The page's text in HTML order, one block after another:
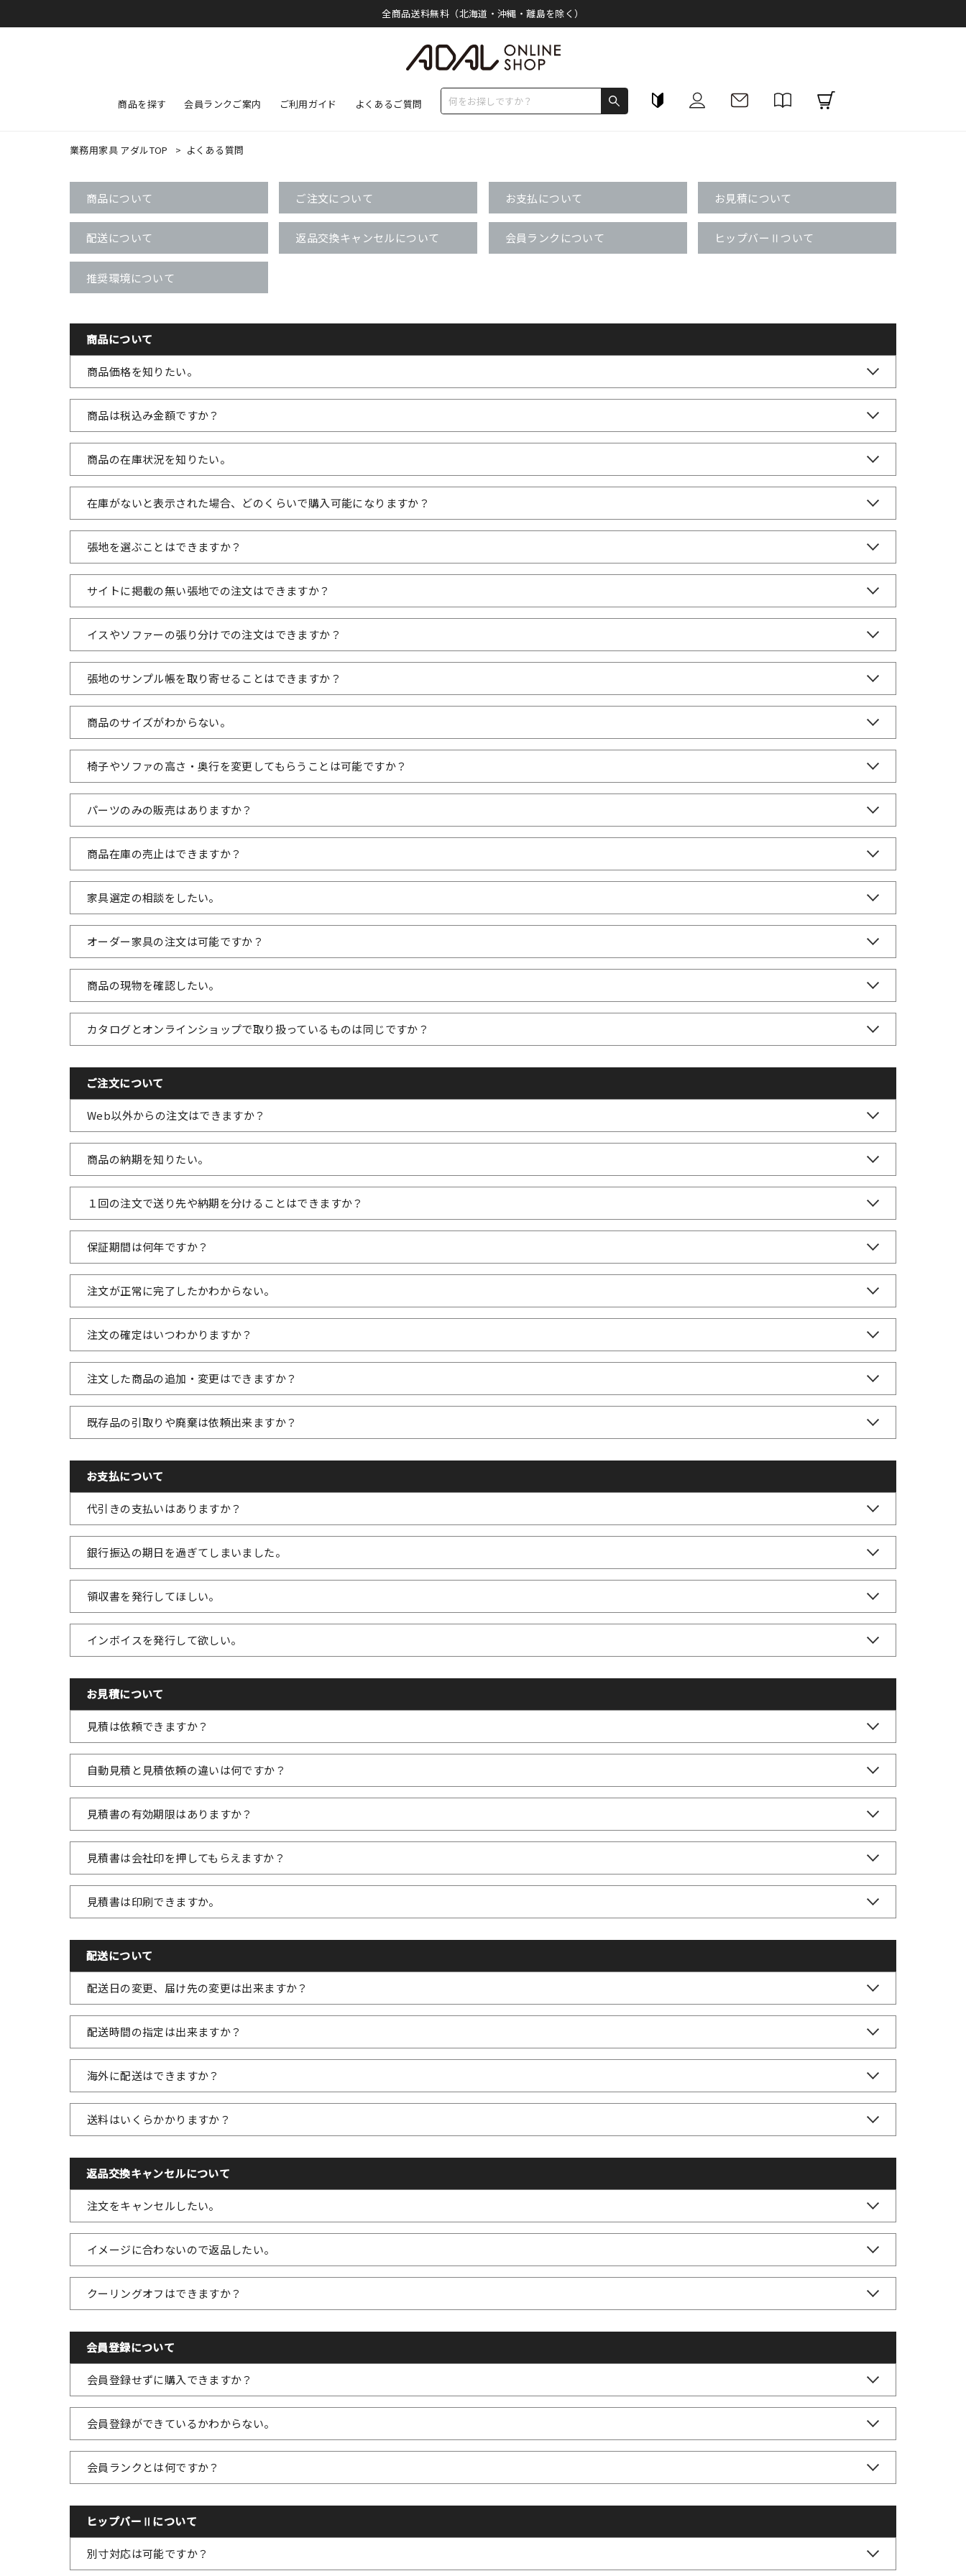
全商品送料無料（北海道・沖縄・離島を除く）
商品を探す 会員ランクご案内 ご利用ガイド よくあるご質問
業務用家具 アダルTOP > よくある質問
商品について ご注文について お支払について お見積について
配送について 返品交換キャンセルについて 会員ランクについて ヒップバーⅡついて
推奨環境について
商品について
商品価格を知りたい。
商品は税込み金額ですか？
商品の在庫状況を知りたい。
在庫がないと表示された場合、どのくらいで購入可能になりますか？
張地を選ぶことはできますか？
サイトに掲載の無い張地での注文はできますか？
イスやソファーの張り分けでの注文はできますか？
張地のサンプル帳を取り寄せることはできますか？
商品のサイズがわからない。
椅子やソファの高さ・奥行を変更してもらうことは可能ですか？
パーツのみの販売はありますか？
商品在庫の売止はできますか？
家具選定の相談をしたい。
オーダー家具の注文は可能ですか？
商品の現物を確認したい。
カタログとオンラインショップで取り扱っているものは同じですか？
ご注文について
Web以外からの注文はできますか？
商品の納期を知りたい。
１回の注文で送り先や納期を分けることはできますか？
保証期間は何年ですか？
注文が正常に完了したかわからない。
注文の確定はいつわかりますか？
注文した商品の追加・変更はできますか？
既存品の引取りや廃棄は依頼出来ますか？
お支払について
代引きの支払いはありますか？
銀行振込の期日を過ぎてしまいました。
領収書を発行してほしい。
インボイスを発行して欲しい。
お見積について
見積は依頼できますか？
自動見積と見積依頼の違いは何ですか？
見積書の有効期限はありますか？
見積書は会社印を押してもらえますか？
見積書は印刷できますか。
配送について
配送日の変更、届け先の変更は出来ますか？
配送時間の指定は出来ますか？
海外に配送はできますか？
送料はいくらかかりますか？
返品交換キャンセルについて
注文をキャンセルしたい。
イメージに合わないので返品したい。
クーリングオフはできますか？
会員登録について
会員登録せずに購入できますか？
会員登録ができているかわからない。
会員ランクとは何ですか？
ヒップバーⅡについて
別寸対応は可能ですか？